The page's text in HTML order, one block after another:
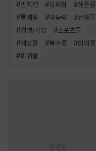
#먼치킨 #유쾌함 #생존물
#통쾌함 #이능력 #전쟁물
#경영/기업 #스포츠물
#재벌물 #복수물 #빙의물
#회귀물